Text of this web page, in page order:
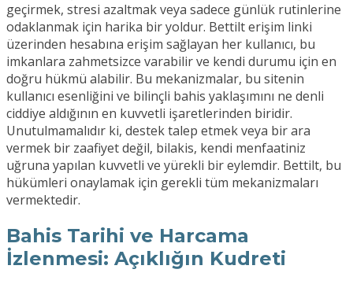
geçirmek, stresi azaltmak veya sadece günlük rutinlerine
odaklanmak için harika bir yoldur. Bettilt erişim linki
üzerinden hesabına erişim sağlayan her kullanıcı, bu
imkanlara zahmetsizce varabilir ve kendi durumu için en
doğru hükmü alabilir. Bu mekanizmalar, bu sitenin
kullanıcı esenliğini ve bilinçli bahis yaklaşımını ne denli
ciddiye aldığının en kuvvetli işaretlerinden biridir.
Unutulmamalıdır ki, destek talep etmek veya bir ara
vermek bir zaafiyet değil, bilakis, kendi menfaatiniz
uğruna yapılan kuvvetli ve yürekli bir eylemdir. Bettilt, bu
hükümleri onaylamak için gerekli tüm mekanizmaları
vermektedir.
Bahis Tarihi ve Harcama
İzlenmesi: Açıklığın Kudreti